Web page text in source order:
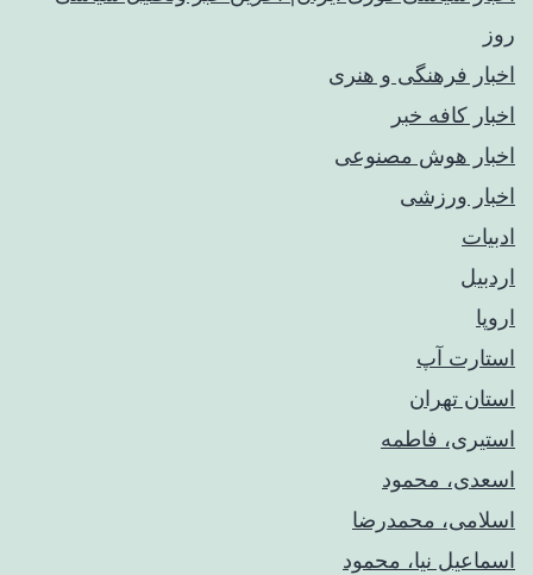
روز
اخبار فرهنگی و هنری
اخبار کافه خبر
اخبار هوش مصنوعی
اخبار ورزشی
ادبیات
اردبیل
اروپا
استارت آپ
استان تهران
استیری، فاطمه
اسعدی، محمود
اسلامی، محمدرضا
اسماعیل نیا، محمود